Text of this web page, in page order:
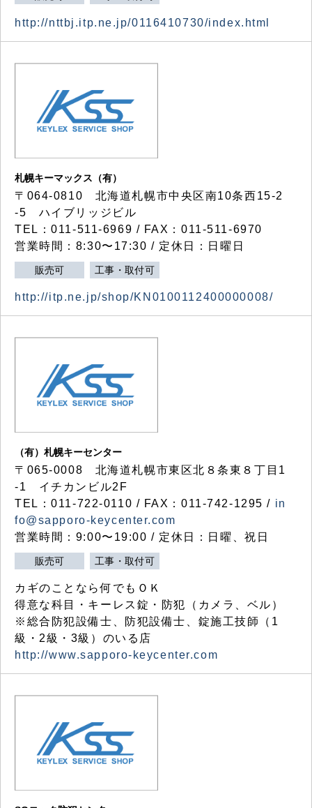
http://nttbj.itp.ne.jp/0116410730/index.html
札幌キーマックス（有）
〒064-0810 北海道札幌市中央区南10条西15-2
-5 ハイブリッジビル
TEL：011-511-6969 / FAX：011-511-6970
営業時間：8:30〜17:30 / 定休日：日曜日
販売可 工事・取付可
http://itp.ne.jp/shop/KN0100112400000008/
（有）札幌キーセンター
〒065-0008 北海道札幌市東区北８条東８丁目1
-1 イチカンビル2F
TEL：011-722-0110 / FAX：011-742-1295 / in
fo@sapporo-keycenter.com
営業時間：9:00〜19:00 / 定休日：日曜、祝日
販売可 工事・取付可
カギのことなら何でもＯＫ
得意な科目・キーレス錠・防犯（カメラ、ベル）
※総合防犯設備士、防犯設備士、錠施工技師（1
級・2級・3級）のいる店
http://www.sapporo-keycenter.com